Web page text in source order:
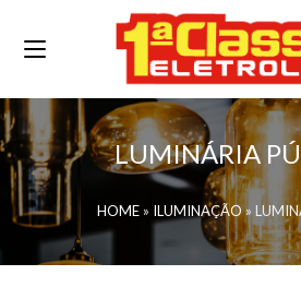
LUMINÁRIA
HOME» ILUMINAÇÃO»